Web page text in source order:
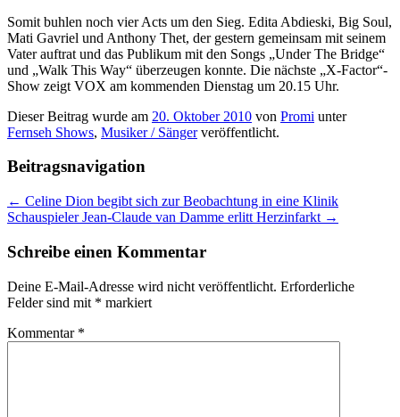
Somit buhlen noch vier Acts um den Sieg. Edita Abdieski, Big Soul,
Mati Gavriel und Anthony Thet, der gestern gemeinsam mit seinem
Vater auftrat und das Publikum mit den Songs „Under The Bridge“
und „Walk This Way“ überzeugen konnte. Die nächste „X-Factor“-
Show zeigt VOX am kommenden Dienstag um 20.15 Uhr.
Dieser Beitrag wurde am 20. Oktober 2010 von Promi unter
Fernseh Shows, Musiker / Sängerveröffentlicht.
Beitragsnavigation
← Celine Dion begibt sich zur Beobachtung in eine Klinik
Schauspieler Jean-Claude van Damme erlitt Herzinfarkt →
Schreibe einen Kommentar
Deine E-Mail-Adresse wird nicht veröffentlicht. Erforderliche
Felder sind mit * markiert
Kommentar *